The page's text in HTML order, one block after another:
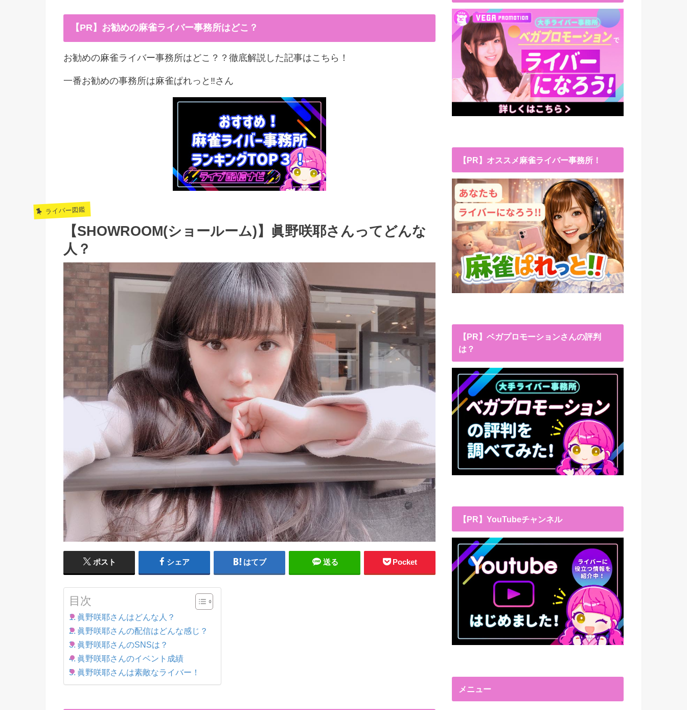
【PR】お勧めの麻雀ライバー事務所はどこ？
お勧めの麻雀ライバー事務所はどこ？？徹底解説した記事はこちら！
一番お勧めの事務所は麻雀ぱれっと‼︎さん
ライバー図鑑
【SHOWROOM(ショールーム)】眞野咲耶さんってどんな
人？
ポスト シェア はてブ 送る Pocket
目次
眞野咲耶さんはどんな人？
眞野咲耶さんの配信はどんな感じ？
眞野咲耶さんのSNSは？
眞野咲耶さんのイベント成績
眞野咲耶さんは素敵なライバー！
【PR】オススメ麻雀ライバー事務所！
【PR】ベガプロモーションさんの評判
は？
【PR】YouTubeチャンネル
メニュー